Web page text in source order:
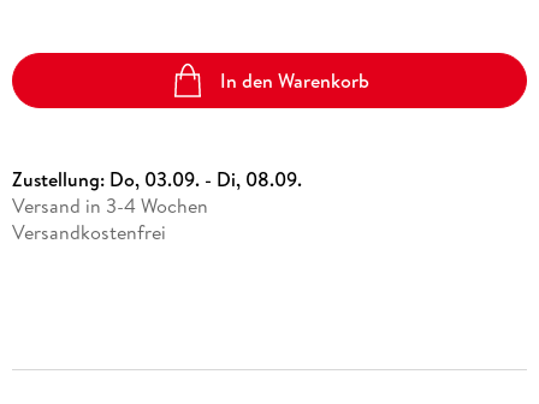
In den Warenkorb
Zustellung: Do, 03.09. - Di, 08.09.
Versand in 3-4 Wochen
Versandkostenfrei